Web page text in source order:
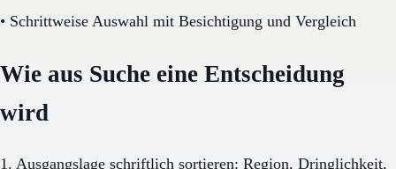
• Schrittweise Auswahl mit Besichtigung und Vergleich
Wie aus Suche eine Entscheidung
wird
1. Ausgangslage schriftlich sortieren: Region, Dringlichkeit,